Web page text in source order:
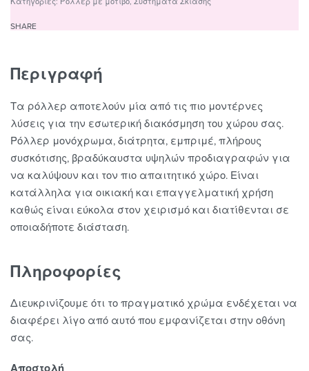
Κατηγορίες: Ρόλλερ με μοτίβο, Συστήματα Σκίασης
SHARE
Περιγραφή
Τα ρόλλερ αποτελούν μία από τις πιο μοντέρνες
λύσεις για την εσωτερική διακόσμηση του χώρου σας.
Ρόλλερ μονόχρωμα, διάτρητα, εμπριμέ, πλήρους
συσκότισης, βραδύκαυστα υψηλών προδιαγραφών για
να καλύψουν και τον πιο απαιτητικό χώρο. Είναι
κατάλληλα για οικιακή και επαγγελματική χρήση
καθώς είναι εύκολα στον χειρισμό και διατίθενται σε
οποιαδήποτε διάσταση.
Πληροφορίες
Διευκρινίζουμε ότι το πραγματικό χρώμα ενδέχεται να
διαφέρει λίγο από αυτό που εμφανίζεται στην οθόνη
σας.
Αποστολή